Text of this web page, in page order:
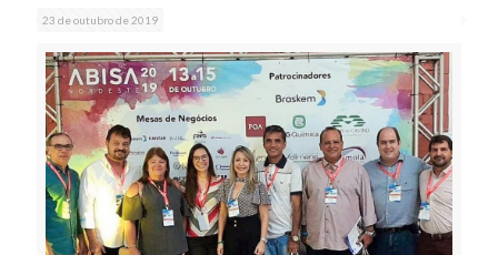
23 de outubro de 2019